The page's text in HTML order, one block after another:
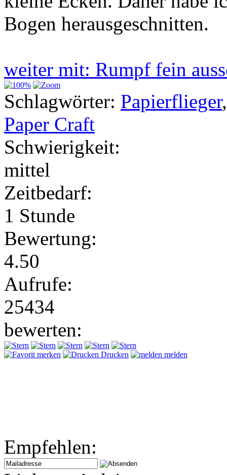
Bogen herausgeschnitten.
weiter mit: Rumpf fein
Schlagwörter: Papierflieger
Paper Craft
Schwierigkeit:
mittel
Zeitbedarf:
1 Stunde
Bewertung:
4.50
Aufrufe:
25434
bewerten:
merken Drucken melden
Empfehlen: